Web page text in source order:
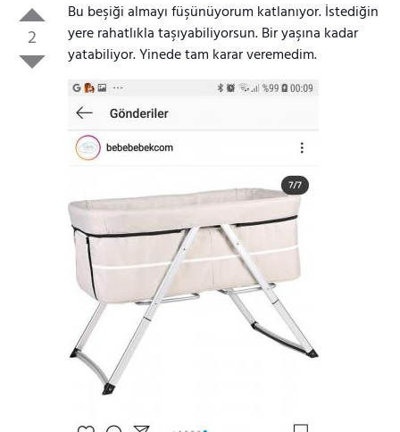
2
Bu beşiği almayı füşünüyorum katlanıyor. İstediğin
yere rahatlıkla taşıyabiliyorsun. Bir yaşına kadar
yatabiliyor. Yinede tam karar veremedim.